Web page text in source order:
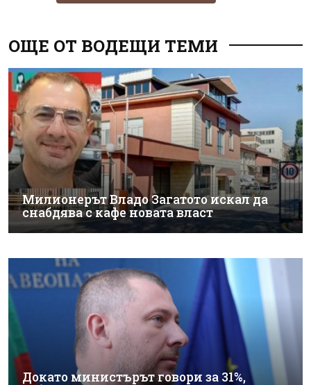
ОЩЕ ОТ ВОДЕЩИ ТЕМИ
Милионерът Владо Загатото искал да
снабдява с кафе новата власт
Докато министърът говори за 31%,